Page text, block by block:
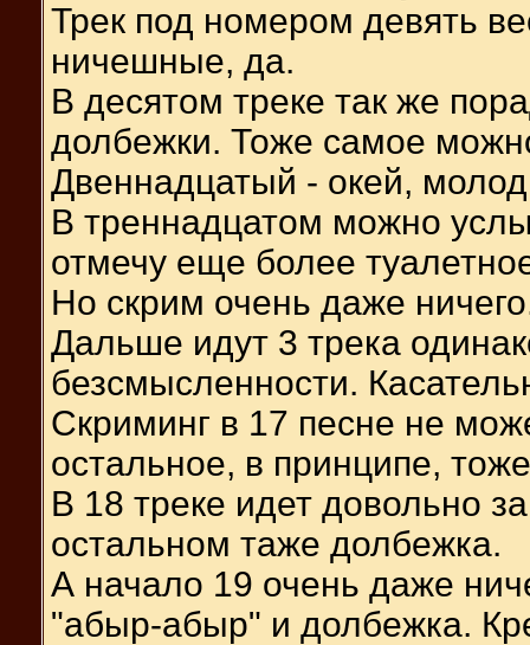
Трек под номером девять
ничешные, да.
В десятом треке так же
долбежки. Тоже самое
Двеннадцатый - окей,
В треннадцатом можно
отмечу еще более
Но скрим очень даже
Дальше идут 3 трека
безсмысленности.
Скриминг в 17 песне не
остальное, в принципе,
В 18 треке идет довольно
остальном таже долбежка.
А начало 19 очень даже
"абыр-абыр" и долбежка.